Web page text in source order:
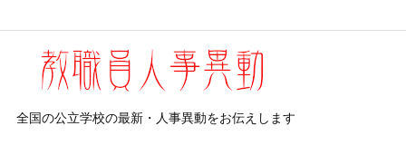
全国の公立学校の最新・人事異動をお伝えします